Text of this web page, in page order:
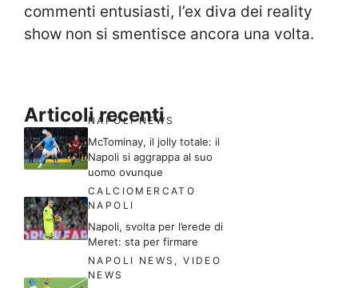
commenti entusiasti, l’ex diva dei reality
show non si smentisce ancora una volta.
Articoli recenti
NAPOLI NEWS
McTominay, il jolly totale: il
Napoli si aggrappa al suo
uomo ovunque
CALCIOMERCATO
NAPOLI
Napoli, svolta per l’erede di
Meret: sta per firmare
NAPOLI NEWS ,VIDEO
NEWS